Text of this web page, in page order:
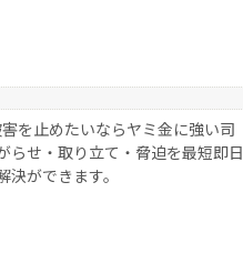
を止めたいならヤミ金に強い司
らせ・取り立て・脅迫を最短即日
ができます。